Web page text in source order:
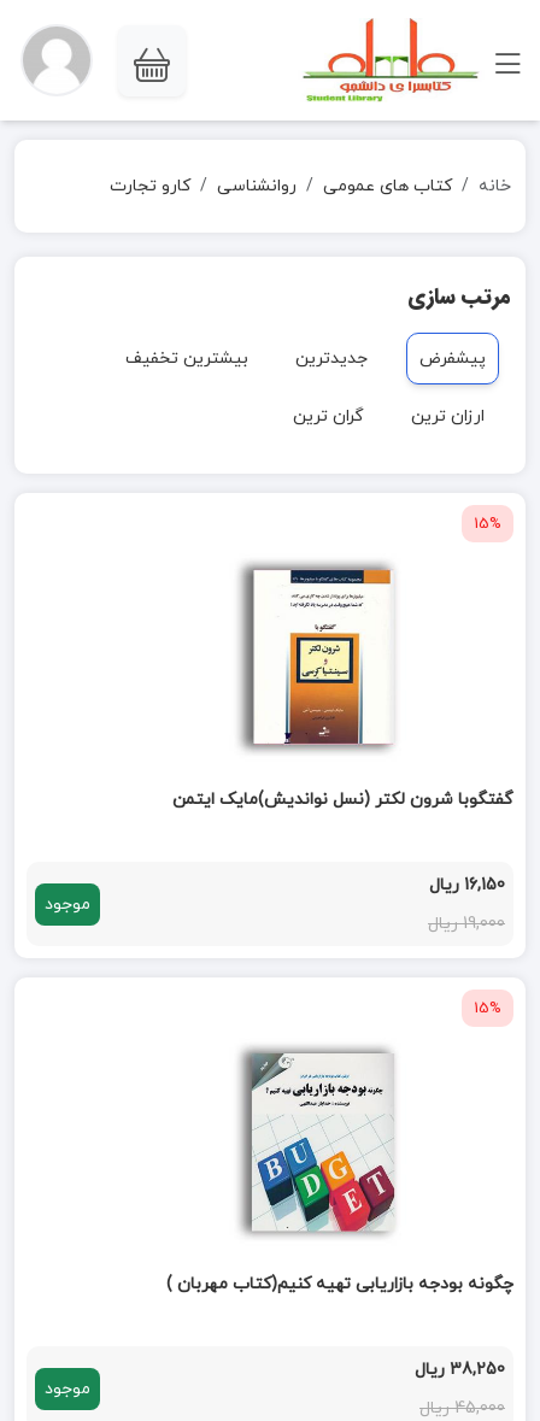
خانه کتاب های عمومی روانشناسی کارو تجارت
مرتب سازی
پیشفرض جدیدترین بیشترین تخفیف
ارزان ترین گران ترین
15%
گفتگوبا شرون لکتر (نسل نواندیش)مایک ایتمن
16,150 ریال
19,000 ریال
موجود
15%
چگونه بودجه بازاریابی تهیه کنیم(کتاب مهربان )
38,250 ریال
45,000 ریال
موجود